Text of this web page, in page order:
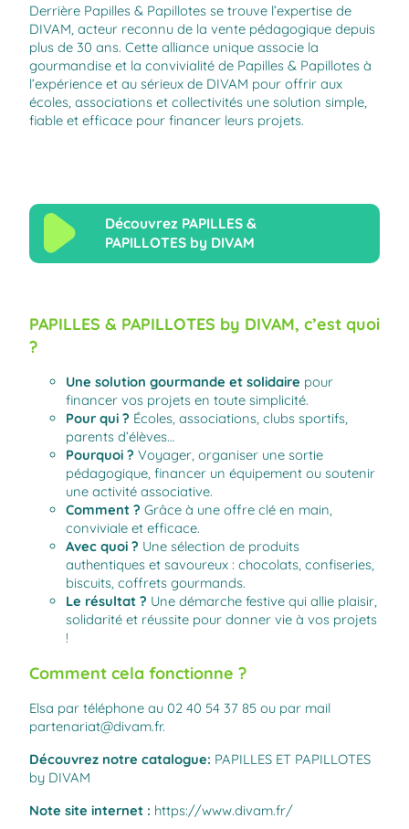
Derrière Papilles & Papillotes se trouve l’expertise de
DIVAM, acteur reconnu de la vente pédagogique depuis
plus de 30 ans. Cette alliance unique associe la
gourmandise et la convivialité de Papilles & Papillotes à
l’expérience et au sérieux de DIVAM pour offrir aux
écoles, associations et collectivités une solution simple,
fiable et efficace pour financer leurs projets.
Découvrez PAPILLES &
PAPILLOTES by DIVAM
PAPILLES & PAPILLOTES by DIVAM, c’est quoi
?
Une solution gourmande et solidaire pour
financer vos projets en toute simplicité.
Pour qui ? Écoles, associations, clubs sportifs,
parents d’élèves…
Pourquoi ? Voyager, organiser une sortie
pédagogique, financer un équipement ou soutenir
une activité associative.
Comment ? Grâce à une offre clé en main,
conviviale et efficace.
Avec quoi ? Une sélection de produits
authentiques et savoureux : chocolats, confiseries,
biscuits, coffrets gourmands.
Le résultat ? Une démarche festive qui allie plaisir,
solidarité et réussite pour donner vie à vos projets
!
Comment cela fonctionne ?
Elsa par téléphone au 02 40 54 37 85 ou par mail
partenariat@divam.fr.
Découvrez notre catalogue: PAPILLES ET PAPILLOTES
by DIVAM
Note site internet : https://www.divam.fr/